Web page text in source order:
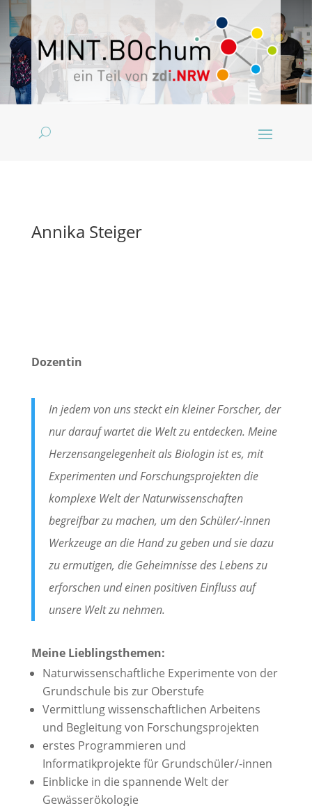
Annika Steiger
Dozentin
In jedem von uns steckt ein kleiner Forscher, der
nur darauf wartet die Welt zu entdecken. Meine
Herzensangelegenheit als Biologin ist es, mit
Experimenten und Forschungsprojekten die
komplexe Welt der Naturwissenschaften
begreifbar zu machen, um den Schüler/-innen
Werkzeuge an die Hand zu geben und sie dazu
zu ermutigen, die Geheimnisse des Lebens zu
erforschen und einen positiven Einfluss auf
unsere Welt zu nehmen.
Meine Lieblingsthemen:
Naturwissenschaftliche Experimente von der
Grundschule bis zur Oberstufe
Vermittlung wissenschaftlichen Arbeitens
und Begleitung von Forschungsprojekten
erstes Programmieren und
Informatikprojekte für Grundschüler/-innen
Einblicke in die spannende Welt der
Gewässerökologie